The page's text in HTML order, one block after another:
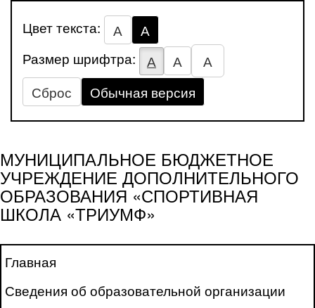
Цвет текста: А
А
Размер шрифтра:
А А
А
Сброс
Обычная версия
МУНИЦИПАЛЬНОЕ БЮДЖЕТНОЕ
УЧРЕЖДЕНИЕ ДОПОЛНИТЕЛЬНОГО
ОБРАЗОВАНИЯ «СПОРТИВНАЯ
ШКОЛА «ТРИУМФ»
Главная
Сведения об образовательной организации